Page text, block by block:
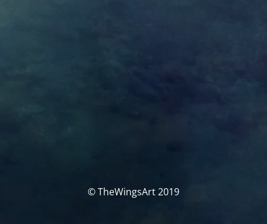
© TheWingsArt 2019